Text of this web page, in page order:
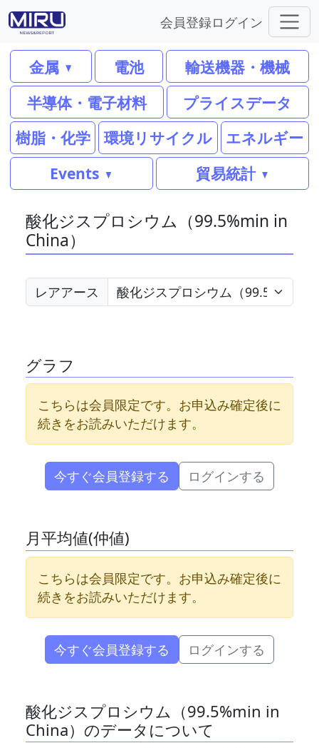
会員登録ログイン
金属 電池
輸送機器・機械
半導体・電子材料
プライスデータ
樹脂・化学
環境リサイクル
エネルギー
Events
貿易統計
酸化ジスプロシウム（99.5%min in
China）
レアアース
グラフ
こちらは会員限定です。お申込み確定後に
続きをお読みいただけます。
今すぐ会員登録する ログインする
月平均値(仲値)
こちらは会員限定です。お申込み確定後に
続きをお読みいただけます。
今すぐ会員登録する ログインする
酸化ジスプロシウム（99.5%min in
China）のデータについて